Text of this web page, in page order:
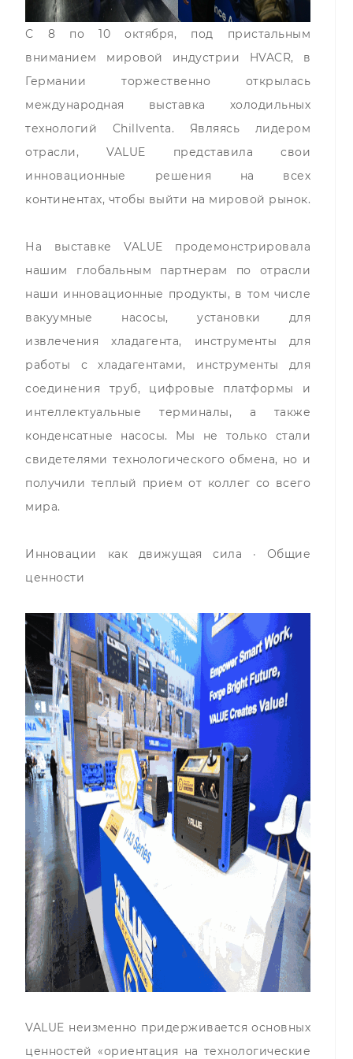
С 8 по 10 октября, под пристальным
вниманием мировой индустрии HVACR, в
Германии торжественно открылась
международная выставка холодильных
технологий Chillventa. Являясь лидером
отрасли, VALUE представила свои
инновационные решения на всех
континентах, чтобы выйти на мировой рынок.
На выставке VALUE продемонстрировала
нашим глобальным партнерам по отрасли
наши инновационные продукты, в том числе
вакуумные насосы, установки для
извлечения хладагента, инструменты для
работы с хладагентами, инструменты для
соединения труб, цифровые платформы и
интеллектуальные терминалы, а также
конденсатные насосы. Мы не только стали
свидетелями технологического обмена, но и
получили теплый прием от коллег со всего
мира.
Инновации как движущая сила · Общие
ценности
VALUE неизменно придерживается основных
ценностей «ориентация на технологические